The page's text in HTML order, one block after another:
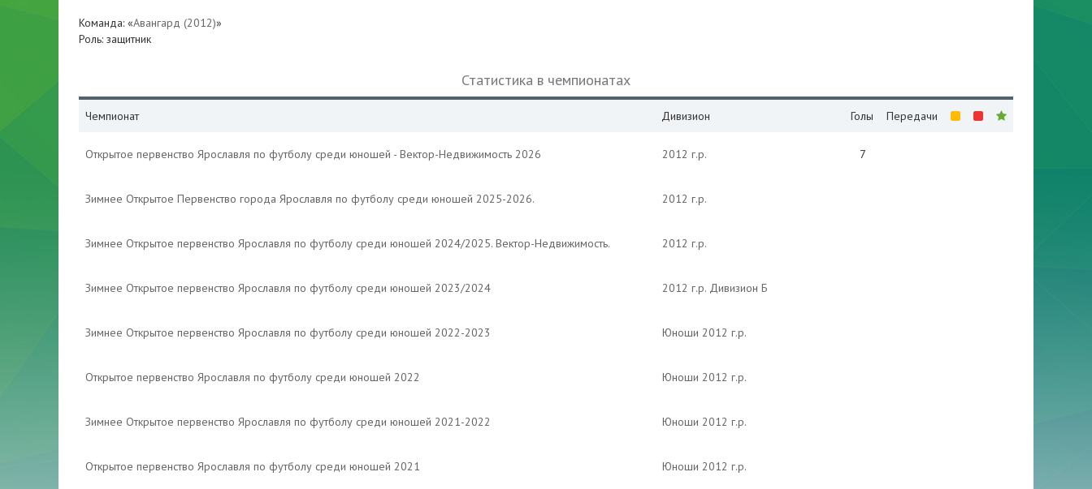
Команда: «Авангард (2012)»
Роль: защитник
Статистика в чемпионатах
Чемпионат Дивизион Голы Передачи
Открытое первенство Ярославля по футболу среди юношей - Вектор-Недвижимость 2026 2012 г.р. 7
Зимнее Открытое Первенство города Ярославля по футболу среди юношей 2025-2026. 2012 г.р.
Зимнее Открытое первенство Ярославля по футболу среди юношей 2024/2025. Вектор-Недвижимость. 2012 г.р.
Зимнее Открытое первенство Ярославля по футболу среди юношей 2023/2024 2012 г.р. Дивизион Б
Зимнее Открытое первенство Ярославля по футболу среди юношей 2022-2023 Юноши 2012 г.р.
Открытое первенство Ярославля по футболу среди юношей 2022 Юноши 2012 г.р.
Зимнее Открытое первенство Ярославля по футболу среди юношей 2021-2022 Юноши 2012 г.р.
Открытое первенство Ярославля по футболу среди юношей 2021 Юноши 2012 г.р.